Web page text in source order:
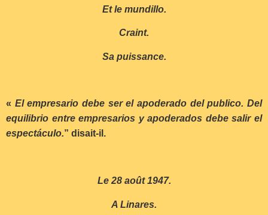
Et le mundillo.
Craint.
Sa puissance.
« El empresario debe ser el apoderado del publico. Del
equilibrio entre empresarios y apoderados debe salir el
espectáculo.” disait-il.
Le 28 août 1947.
A Linares.